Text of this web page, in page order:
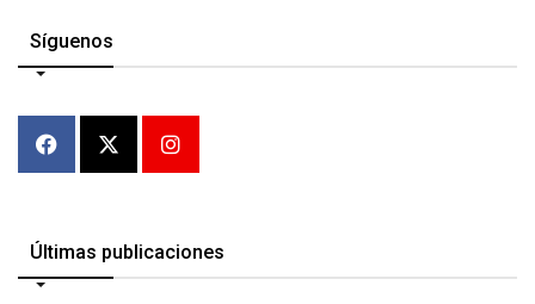
Síguenos
Últimas publicaciones